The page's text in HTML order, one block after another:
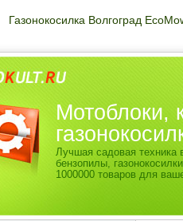
Газонокосилка Волгоград
Мотоблоки,
Лучшая садовая техника
бензопилы,
1000000 товаров для